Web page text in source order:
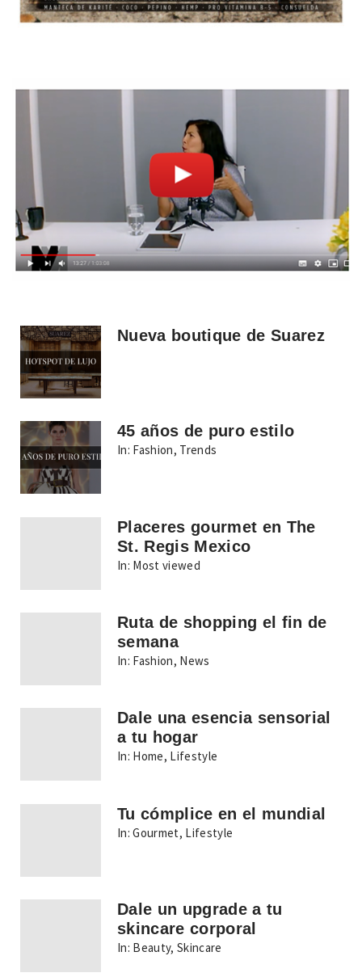
Nueva boutique de Suarez
45 años de puro estilo
In: Fashion, Trends
Placeres gourmet en The
St. Regis Mexico
In: Most viewed
Ruta de shopping el fin de
semana
In: Fashion, News
Dale una esencia sensorial
a tu hogar
In: Home, Lifestyle
Tu cómplice en el mundial
In: Gourmet, Lifestyle
Dale un upgrade a tu
skincare corporal
In: Beauty,Skincare